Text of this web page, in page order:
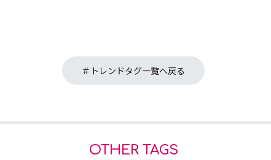
＃トレンドタグ一覧へ戻る
OTHER TAGS